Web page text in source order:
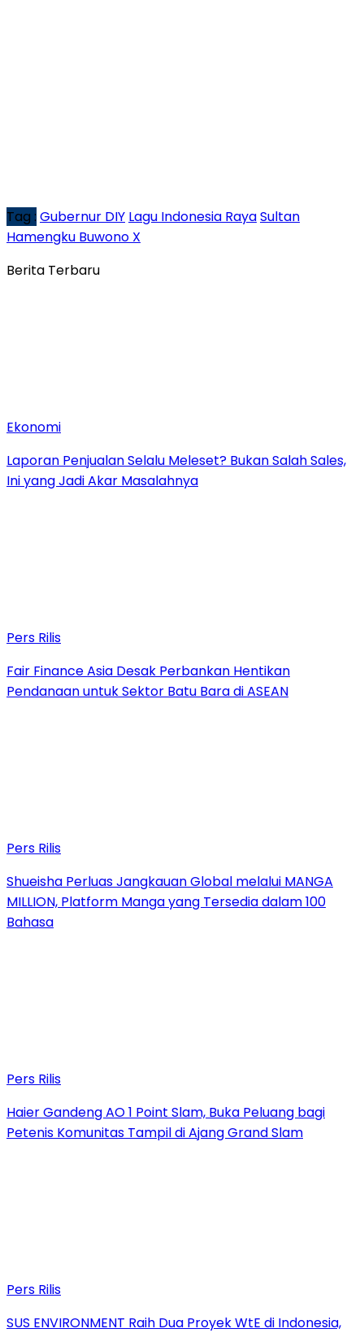
Tag : Gubernur DIY Lagu Indonesia RayaSultan
Hamengku Buwono X
Berita Terbaru
Ekonomi
Laporan Penjualan Selalu Meleset? Bukan Salah Sales,
Ini yang Jadi Akar Masalahnya
Pers Rilis
Fair Finance Asia Desak Perbankan Hentikan
Pendanaan untuk Sektor Batu Bara di ASEAN
Pers Rilis
Shueisha Perluas Jangkauan Global melalui MANGA
MILLION, Platform Manga yang Tersedia dalam 100
Bahasa
Pers Rilis
Haier Gandeng AO 1 Point Slam, Buka Peluang bagi
Petenis Komunitas Tampil di Ajang Grand Slam
Pers Rilis
SUS ENVIRONMENT Raih Dua Proyek WtE di Indonesia,